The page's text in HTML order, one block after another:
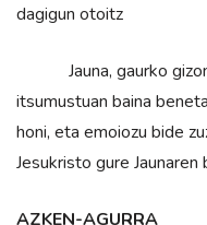
dagigun otoitz
Jauna, gaurko gizon-
itsumustuan baina
honi, eta emoiozu bide
Jesukristo gure
AZKEN-AGURRA